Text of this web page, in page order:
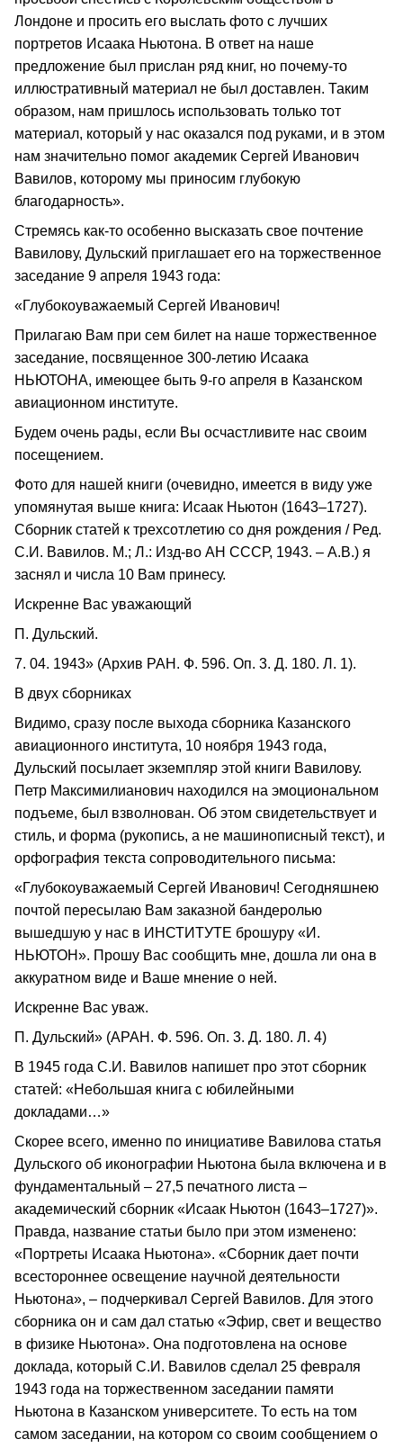
Лондоне и просить его выслать фото с лучших
портретов Исаака Ньютона. В ответ на наше
предложение был прислан ряд книг, но почему-то
иллюстративный материал не был доставлен. Таким
образом, нам пришлось использовать только тот
материал, который у нас оказался под руками, и в этом
нам значительно помог академик Сергей Иванович
Вавилов, которому мы приносим глубокую
благодарность».
Стремясь как-то особенно высказать свое почтение
Вавилову, Дульский приглашает его на торжественное
заседание 9 апреля 1943 года:
«Глубокоуважаемый Сергей Иванович!
Прилагаю Вам при сем билет на наше торжественное
заседание, посвященное 300-летию Исаака
НЬЮТОНА, имеющее быть 9-го апреля в Казанском
авиационном институте.
Будем очень рады, если Вы осчастливите нас своим
посещением.
Фото для нашей книги (очевидно, имеется в виду уже
упомянутая выше книга: Исаак Ньютон (1643–1727).
Сборник статей к трехсотлетию со дня рождения / Ред.
С.И. Вавилов. М.; Л.: Изд-во АН СССР, 1943. – А.В.) я
заснял и числа 10 Вам принесу.
Искренне Вас уважающий
П. Дульский.
7. 04. 1943» (Архив РАН. Ф. 596. Оп. 3. Д. 180. Л. 1).
В двух сборниках
Видимо, сразу после выхода сборника Казанского
авиационного института, 10 ноября 1943 года,
Дульский посылает экземпляр этой книги Вавилову.
Петр Максимилианович находился на эмоциональном
подъеме, был взволнован. Об этом свидетельствует и
стиль, и форма (рукопись, а не машинописный текст), и
орфография текста сопроводительного письма:
«Глубокоуважаемый Сергей Иванович! Сегодняшнею
почтой пересылаю Вам заказной бандеролью
вышедшую у нас в ИНСТИТУТЕ брошуру «И.
НЬЮТОН». Прошу Вас сообщить мне, дошла ли она в
аккуратном виде и Ваше мнение о ней.
Искренне Вас уваж.
П. Дульский» (АРАН. Ф. 596. Оп. 3. Д. 180. Л. 4)
В 1945 года С.И. Вавилов напишет про этот сборник
статей: «Небольшая книга с юбилейными
докладами…»
Скорее всего, именно по инициативе Вавилова статья
Дульского об иконографии Ньютона была включена и в
фундаментальный – 27,5 печатного листа –
академический сборник «Исаак Ньютон (1643–1727)».
Правда, название статьи было при этом изменено:
«Портреты Исаака Ньютона». «Сборник дает почти
всестороннее освещение научной деятельности
Ньютона», – подчеркивал Сергей Вавилов. Для этого
сборника он и сам дал статью «Эфир, свет и вещество
в физике Ньютона». Она подготовлена на основе
доклада, который С.И. Вавилов сделал 25 февраля
1943 года на торжественном заседании памяти
Ньютона в Казанском университете. То есть на том
самом заседании, на котором со своим сообщением о